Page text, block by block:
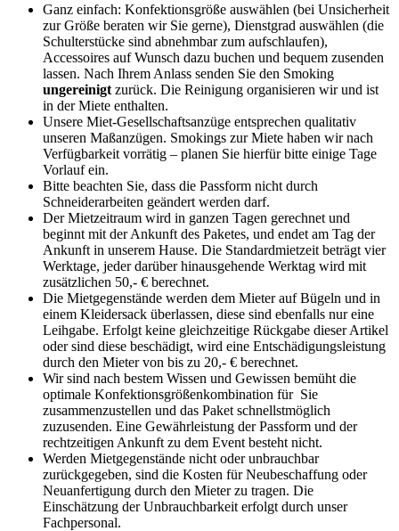
Ganz einfach: Konfektionsgröße auswählen (bei Unsicherheit
zur Größe beraten wir Sie gerne), Dienstgrad auswählen (die
Schulterstücke sind abnehmbar zum aufschlaufen),
Accessoires auf Wunsch dazu buchen und bequem zusenden
lassen. Nach Ihrem Anlass senden Sie den Smoking
ungereinigt zurück. Die Reinigung organisieren wir und ist
in der Miete enthalten.
Unsere Miet-Gesellschaftsanzüge entsprechen qualitativ
unseren Maßanzügen. Smokings zur Miete haben wir nach
Verfügbarkeit vorrätig – planen Sie hierfür bitte einige Tage
Vorlauf ein.
Bitte beachten Sie, dass die Passform nicht durch
Schneiderarbeiten geändert werden darf.
Der Mietzeitraum wird in ganzen Tagen gerechnet und
beginnt mit der Ankunft des Paketes, und endet am Tag der
Ankunft in unserem Hause. Die Standardmietzeit beträgt vier
Werktage, jeder darüber hinausgehende Werktag wird mit
zusätzlichen 50,- € berechnet.
Die Mietgegenstände werden dem Mieter auf Bügeln und in
einem Kleidersack überlassen, diese sind ebenfalls nur eine
Leihgabe. Erfolgt keine gleichzeitige Rückgabe dieser Artikel
oder sind diese beschädigt, wird eine Entschädigungsleistung
durch den Mieter von bis zu 20,- € berechnet.
Wir sind nach bestem Wissen und Gewissen bemüht die
optimale Konfektionsgrößenkombination für Sie
zusammenzustellen und das Paket schnellstmöglich
zuzusenden. Eine Gewährleistung der Passform und der
rechtzeitigen Ankunft zu dem Event besteht nicht.
Werden Mietgegenstände nicht oder unbrauchbar
zurückgegeben, sind die Kosten für Neubeschaffung oder
Neuanfertigung durch den Mieter zu tragen. Die
Einschätzung der Unbrauchbarkeit erfolgt durch unser
Fachpersonal.